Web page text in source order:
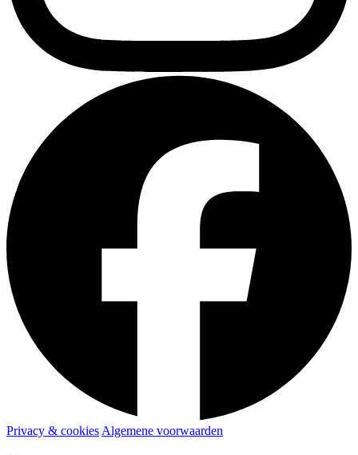
Privacy & cookies Algemene voorwaarden